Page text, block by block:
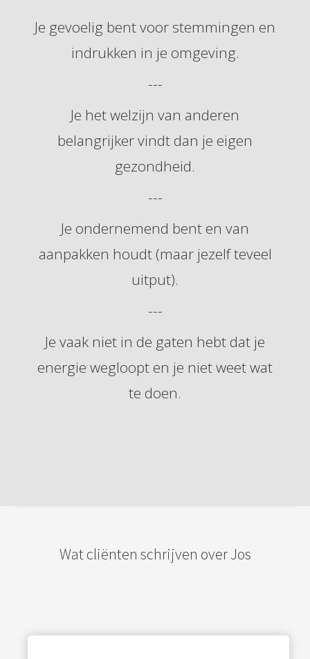
Je gevoelig bent voor stemmingen en
indrukken in je omgeving.
---
Je het welzijn van anderen
belangrijker vindt dan je eigen
gezondheid.
---
Je ondernemend bent en van
aanpakken houdt (maar jezelf teveel
uitput).
---
Je vaak niet in de gaten hebt dat je
energie wegloopt en je niet weet wat
te doen.
Wat cliënten schrijven over Jos